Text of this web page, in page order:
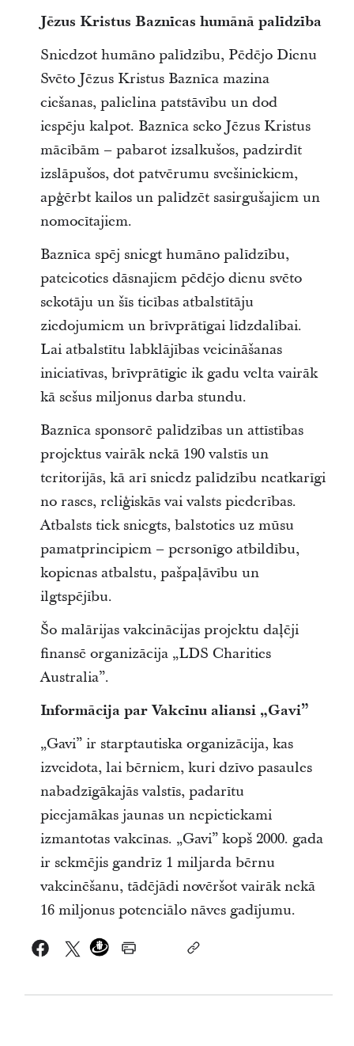
Jēzus Kristus Baznīcas humānā palīdzība
Sniedzot humāno palīdzību, Pēdējo Dienu
Svēto Jēzus Kristus Baznīca mazina
ciešanas, palielina patstāvību un dod
iespēju kalpot. Baznīca seko Jēzus Kristus
mācībām – pabarot izsalkušos, padzirdīt
izslāpušos, dot patvērumu svešiniekiem,
apģērbt kailos un palīdzēt sasirgušajiem un
nomocītajiem.
Baznīca spēj sniegt humāno palīdzību,
pateicoties dāsnajiem pēdējo dienu svēto
sekotāju un šīs ticības atbalstītāju
ziedojumiem un brīvprātīgai līdzdalībai.
Lai atbalstītu labklājības veicināšanas
iniciatīvas, brīvprātīgie ik gadu velta vairāk
kā sešus miljonus darba stundu.
Baznīca sponsorē palīdzības un attīstības
projektus vairāk nekā 190 valstīs un
teritorijās, kā arī sniedz palīdzību neatkarīgi
no rases, reliģiskās vai valsts piederības.
Atbalsts tiek sniegts, balstoties uz mūsu
pamatprincipiem – personīgo atbildību,
kopienas atbalstu, pašpaļāvību un
ilgtspējību.
Šo malārijas vakcinācijas projektu daļēji
finansē organizācija „LDS Charities
Australia”.
Informācija par Vakcīnu aliansi „Gavi”
„Gavi” ir starptautiska organizācija, kas
izveidota, lai bērniem, kuri dzīvo pasaules
nabadzīgākajās valstīs, padarītu
pieejamākas jaunas un nepietiekami
izmantotas vakcīnas. „Gavi” kopš 2000. gada
ir sekmējis gandrīz 1 miljarda bērnu
vakcinēšanu, tādējādi novēršot vairāk nekā
16 miljonus potenciālo nāves gadījumu.